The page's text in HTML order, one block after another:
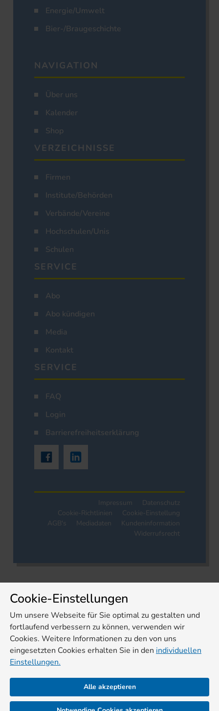
Energie/Umwelt
Bier-/Braugeschichte
NAVIGATION
Über uns
Kalender
Shop
VERZEICHNISSE
Firmen
Institute/Behörden
Verbände/Vereine
Hochschulen/Unis
Schulen
SERVICE
Abo
Abo kündigen
Media
Kontakt
SERVICE
FAQ
Login
Barrierefreiheitserklärung
Impressum
Datenschutz
Cookie-Richtlinien
Cookie-Einstellung
AGB's
Mediadaten
Kundeninformation
Widerrufsrecht
Cookie-Einstellungen
Um unsere Webseite für Sie optimal zu gestalten und
fortlaufend verbessern zu können, verwenden wir
Cookies. Weitere Informationen zu den von uns
eingesetzten Cookies erhalten Sie in den individuellen
Einstellungen.
Alle akzeptieren